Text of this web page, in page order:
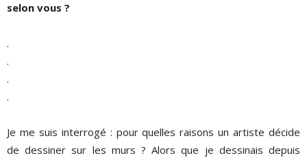
selon vous ?
.
.
.
.
Je me suis interrogé : pour quelles raisons un artiste décide
de dessiner sur les murs ? Alors que je dessinais depuis